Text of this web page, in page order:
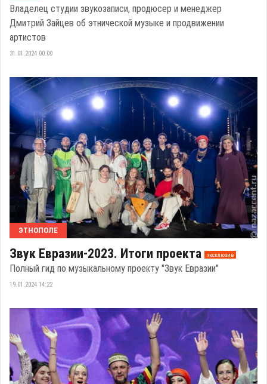
Владелец студии звукозаписи, продюсер и менеджер
Дмитрий Зайцев об этнической музыке и продвижении
артистов
31.01.2024 00:00
ЭТНОПОЛЕ
Звук Евразии-2023. Итоги проекта эксклюзив
Полный гид по музыкальному проекту "Звук Евразии"
19.01.2024 14:22